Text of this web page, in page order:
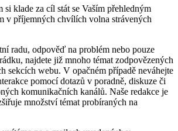
si klade za cíl stát se Vaším přehledným
v příjemných chvílích volna strávených
radu, odpověď na problém nebo pouze
najdete již mnoho témat zodpovězených
sekcích webu. V opačném případě neváhejte
pomocí dotazů v poradně, diskuze či
komunikačních kanálů. Naše redakce je
množství témat probíraných na